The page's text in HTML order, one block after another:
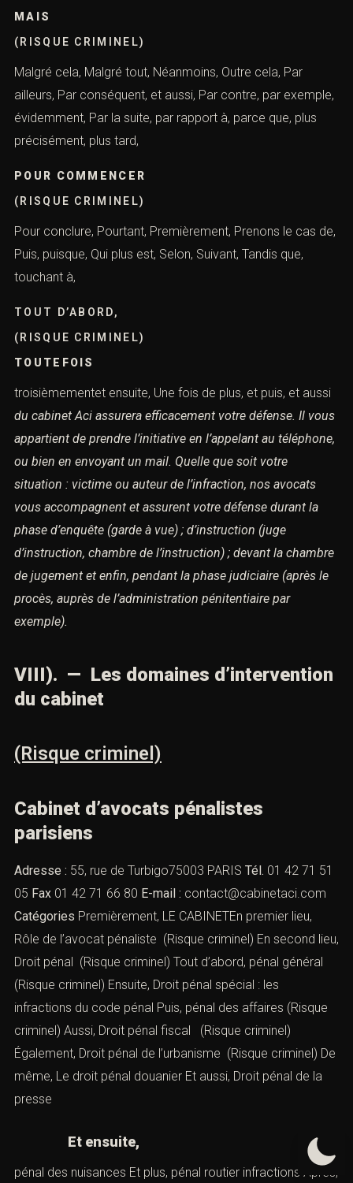
MAIS
(RISQUE CRIMINEL)
Malgré cela, Malgré tout, Néanmoins, Outre cela, Par
ailleurs, Par conséquent, et aussi, Par contre, par exemple,
évidemment, Par la suite, par rapport à, parce que, plus
précisément, plus tard,
POUR COMMENCER
(RISQUE CRIMINEL)
Pour conclure, Pourtant, Premièrement, Prenons le cas de,
Puis, puisque, Qui plus est, Selon, Suivant, Tandis que,
touchant à,
TOUT D’ABORD,
(RISQUE CRIMINEL)
TOUTEFOIS
troisièmementet ensuite, Une fois de plus, et puis, et aussi
du cabinet Aci assurera efficacement votre défense. Il vous
appartient de prendre l’initiative en l’appelant au téléphone,
ou bien en envoyant un mail. Quelle que soit votre
situation : victime ou auteur de l’infraction, nos avocats
vous accompagnent et assurent votre défense durant la
phase d’enquête (garde à vue) ; d’instruction (juge
d’instruction, chambre de l’instruction) ; devant la chambre
de jugement et enfin, pendant la phase judiciaire (après le
procès, auprès de l’administration pénitentiaire par
exemple).
VIII). — Les domaines d’intervention
du cabinet
(Risque criminel)
Cabinet d’avocats pénalistes
parisiens
Adresse : 55, rue de Turbigo75003 PARIS Tél. 01 42 71 51
05 Fax 01 42 71 66 80 E-mail : contact@cabinetaci.com
Catégories Premièrement, LE CABINETEn premier lieu,
Rôle de l’avocat pénaliste (Risque criminel) En second lieu,
Droit pénal (Risque criminel) Tout d’abord, pénal général
(Risque criminel) Ensuite, Droit pénal spécial : les
infractions du code pénal Puis, pénal des affaires (Risque
criminel) Aussi, Droit pénal fiscal (Risque criminel)
Également, Droit pénal de l’urbanisme (Risque criminel) De
même, Le droit pénal douanier Et aussi, Droit pénal de la
presse
Et ensuite,
pénal des nuisances Et plus, pénal routier infractions Après,